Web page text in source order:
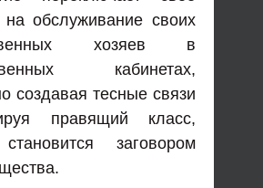
обслуживание своих
хозяев в
кабинетах,
создавая тесные связи
правящий класс,
заговором